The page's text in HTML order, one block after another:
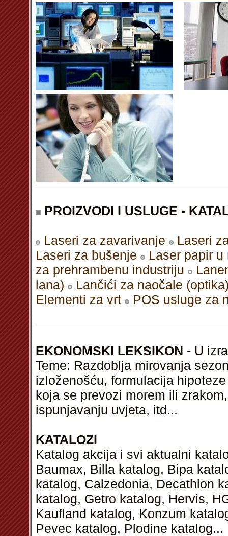
PROIZVODI I USLUGE -
Laseri za zavarivanje
Laseri
Laseri za bušenje
Laser papir u
za prehrambenu industriju
lana)
Lančići za naočale
Elementi za vrt
POS usluge za
EKONOMSKI LEKSIKON - U
Teme: Razdoblja mirovanja
izloženošću, formulacija
koja se prevozi morem ili
ispunjavanju uvjeta, itd...
KATALOZI
Katalog akcija i svi aktualni
Baumax, Billa katalog, Bipa
katalog, Calzedonia, Decathlon
katalog, Getro katalog, Hervis,
Kaufland katalog, Konzum
Pevec katalog, Plodine katalog...